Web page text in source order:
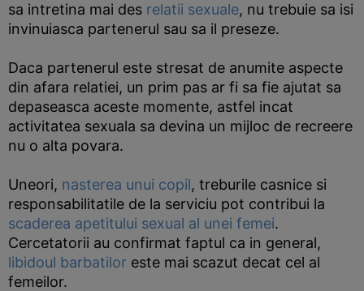
sa intretina mai des relatii sexuale, nu trebuie sa isi
invinuiasca partenerul sau sa il preseze.
Daca partenerul este stresat de anumite aspecte
din afara relatiei, un prim pas ar fi sa fie ajutat sa
depaseasca aceste momente, astfel incat
activitatea sexuala sa devina un mijloc de recreere
nu o alta povara.
Uneori, nasterea unui copil, treburile casnice si
responsabilitatile de la serviciu pot contribui la
scaderea apetitului sexual al unei femei.
Cercetatorii au confirmat faptul ca in general,
libidoul barbatilor este mai scazut decat cel al
femeilor.